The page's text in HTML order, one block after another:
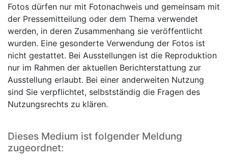
Fotos dürfen nur mit Fotonachweis und gemeinsam mit
der Pressemitteilung oder dem Thema verwendet
werden, in deren Zusammenhang sie veröffentlicht
wurden. Eine gesonderte Verwendung der Fotos ist
nicht gestattet. Bei Ausstellungen ist die Reproduktion
nur im Rahmen der aktuellen Berichterstattung zur
Ausstellung erlaubt. Bei einer anderweiten Nutzung
sind Sie verpflichtet, selbstständig die Fragen des
Nutzungsrechts zu klären.
Dieses Medium ist folgender Meldung
zugeordnet: